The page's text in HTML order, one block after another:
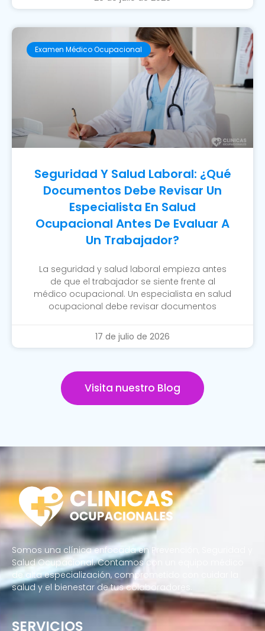
Examen Médico Ocupacional
Seguridad Y Salud Laboral: ¿Qué
Documentos Debe Revisar Un
Especialista En Salud
Ocupacional Antes De Evaluar A
Un Trabajador?
La seguridad y salud laboral empieza antes
de que el trabajador se siente frente al
médico ocupacional. Un especialista en salud
ocupacional debe revisar documentos
17 de julio de 2026
Visita nuestro Blog
Somos una clínica enfocada en Prevención, Seguridad y
Salud Ocupacional. Contamos con un equipo médico
de alta especialización, comprometido con cuidar la
salud y el bienestar de tus colaboradores.
SERVICIOS